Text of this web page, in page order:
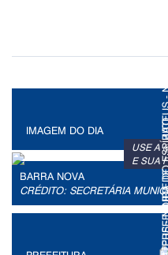
IMAGEM DO DIA
USE A
E SUA
BARRA NOVA
CRÉDITO: SECRETÁRIA